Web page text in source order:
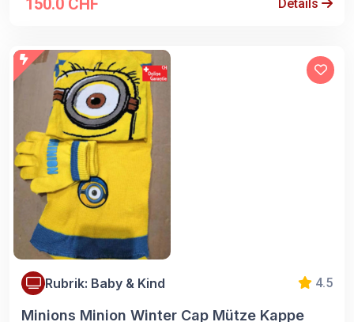
150.0 CHF Details
Rubrik: Baby & Kind 4.5
Minions Minion Winter Cap Mütze Kappe